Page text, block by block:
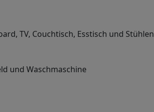
TV, Couchtisch, Esstisch und Stühlen
und Waschmaschine